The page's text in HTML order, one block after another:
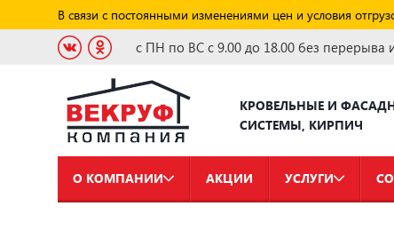
В связи с постоянными изменениями цен и условия
с ПН по ВС с 9.00 до 18.00 без перерыва
КРОВЕЛЬНЫЕ И
СИСТЕМЫ, КИРПИЧ
О КОМПАНИИ АКЦИИ УСЛУГИ